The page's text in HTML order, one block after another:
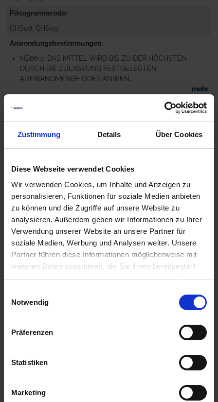
Zustimmung Details Über Cookies
Diese Webseite verwendet Cookies
Wir verwenden Cookies, um Inhalte und Anzeigen zu
personalisieren, Funktionen für soziale Medien anbieten
zu können und die Zugriffe auf unsere Website zu
analysieren. Außerdem geben wir Informationen zu Ihrer
Verwendung unserer Website an unsere Partner für
soziale Medien, Werbung und Analysen weiter. Unsere
Partner führen diese Informationen möglicherweise mit
weiteren Daten zusammen, die Sie ihnen bereitgestellt
haben oder die sie im Rahmen Ihrer Nutzung der Dienste
Notwendig
Präferenzen
Statistiken
Marketing
Piktogrammcode
GHS08, GHS09
Anwendungsbestimmungen
NB6641-DAS MITTEL WIRD BIS ZU DER HÖCHSTEN
DURCH DIE ZULASSUNG FESTGELEGTEN
AUFWANDMENGE ODER ANWEN...
mehr
UNKRÄUTER, STERNMIERE: VOGEL-, PFLANZEN:
MONOKOTYLE S...
mehr
Gefahrenhinweise
EUH401-ZUR VERMEIDUNG VON RISIKEN FÜR MEN...
Sicherheitshinweise
P101-IST ÄRZTLICHER RAT ERFORDERLICH,
VERPACKUNG ODER KENNZEICHNUNGSETIKETT
P102-DARF...
mehr
Empfohlene Produkte